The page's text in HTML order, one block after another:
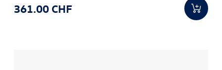
361.00 CHF